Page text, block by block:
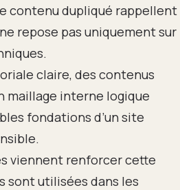
contenu dupliqué rappellent
repose pas uniquement sur
claire, des contenus
maillage interne logique
fondations d’un site
viennent renforcer cette
sont utilisées dans les